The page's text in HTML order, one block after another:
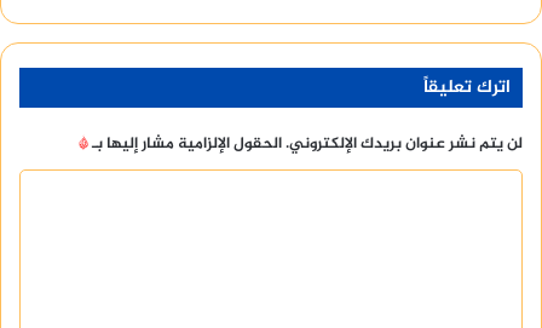
اترك تعليقاً
لن يتم نشر عنوان بريدك الإلكتروني.الحقول الإلزامية مشار إليها بـ*